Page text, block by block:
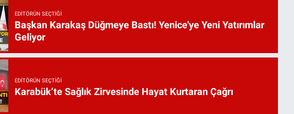
EDITÖRÜN SEÇTIĞI
Başkan Karakaş Düğmeye Bastı! Yenice'ye Yeni Yatırımlar
Geliyor
EDITÖRÜN SEÇTIĞI
Karabük’te Sağlık Zirvesinde Hayat Kurtaran Çağrı